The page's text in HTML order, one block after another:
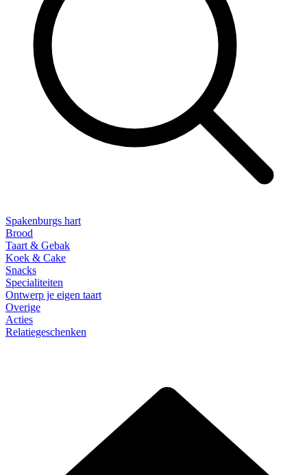
Spakenburgs hart
Brood
Taart & Gebak
Koek & Cake
Snacks
Specialiteiten
Ontwerp je eigen taart
Overige
Acties
Relatiegeschenken